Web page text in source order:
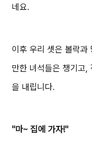
네요.
이후 우리 셋은 볼락과
만한 녀석들은 챙기고,
을 내립니다.
"마~ 집에 가자!"